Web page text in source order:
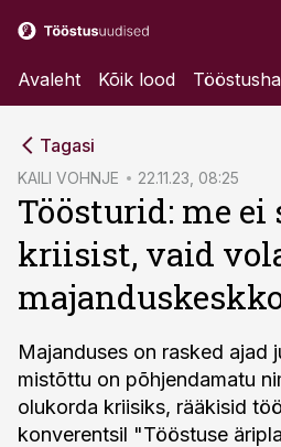
Avaleht Kõik lood
Tagasi
KAILI VOHNJE 22.11.23, 08:25
Töösturid: me ei
kriisist, vaid
Majanduses on rasked ajad
mistõttu on põhjendamatu
olukorda kriisiks, rääkisid
konverentsil "Tööstuse